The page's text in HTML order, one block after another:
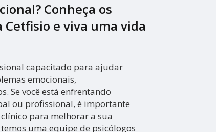
Conheça os
Cetfisio e viva uma vida
capacitado para ajudar
emocionais,
Se você está enfrentando
ou profissional, é importante
para melhorar a sua
uma equipe de psicólogos